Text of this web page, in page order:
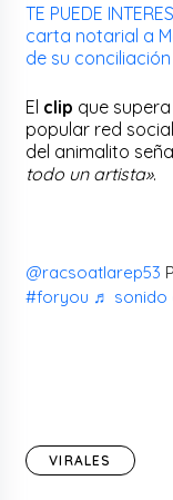
TE PUEDE
carta notarial a
de su conciliación
El clip que
popular red
del animalito
todo un artista».
@racsoatlarep53
#foryou ♬ sonido
VIRALES